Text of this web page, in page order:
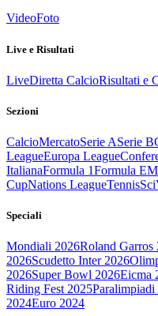
VideoFoto
Live e Risultati
LiveDiretta CalcioRisultati e
Sezioni
CalcioMercatoSerie ASerie B
LeagueEuropa League
ItalianaFormula 1Formula E
CupNations LeagueTennisSci
Speciali
Mondiali 2026Roland Garros
2026Scudetto Inter 2026
2026Super Bowl 2026Eicma
Riding Fest 2025
2024Euro 2024